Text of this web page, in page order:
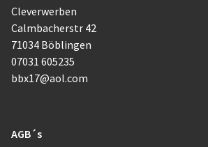
Cleverwerben
Calmbacherstr 42
71034 Böblingen
07031 605235
bbx17@aol.com
AGB´s